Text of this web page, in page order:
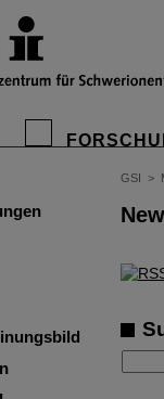
GSI >